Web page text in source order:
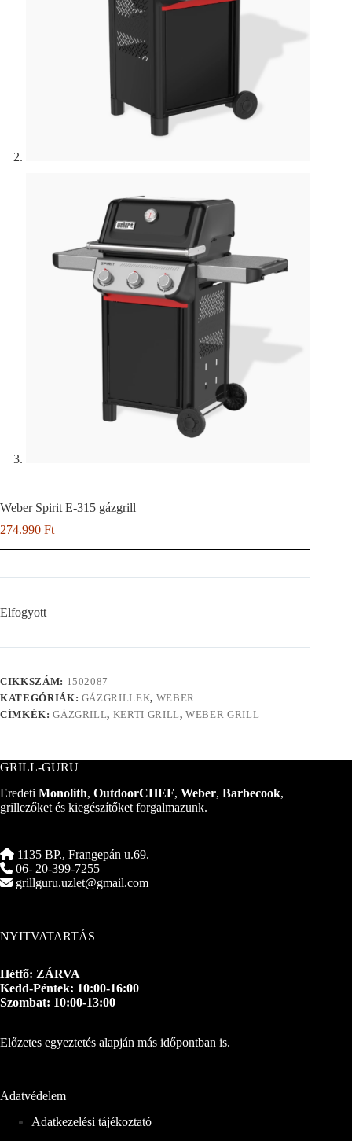
Weber Spirit E-315 gázgrill
274.990 Ft
Elfogyott
CIKKSZÁM: 1502087
KATEGÓRIÁK: GÁZGRILLEK, WEBER
CÍMKÉK:GÁZGRILL, KERTI GRILL,WEBER GRILL
GRILL-GURU
Eredeti Monolith, OutdoorCHEF, Weber, Barbecook,
grillezőket és kiegészítőket forgalmazunk.
1135 BP., Frangepán u.69.
06- 20-399-7255
grillguru.uzlet@gmail.com
NYITVATARTÁS
Hétfő: ZÁRVA
Kedd-Péntek: 10:00-16:00
Szombat: 10:00-13:00
Előzetes egyeztetés alapján más időpontban is.
Adatvédelem
Adatkezelési tájékoztató